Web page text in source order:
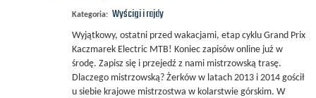
Kategoria: Wyścigi i rajdy
Wyjątkowy, ostatni przed wakacjami, etap cyklu Grand Prix
Kaczmarek Electric MTB! Koniec zapisów online już w
środę. Zapisz się i przejedź z nami mistrzowską trasę.
Dlaczego mistrzowską? Żerków w latach 2013 i 2014 gościł
u siebie krajowe mistrzostwa w kolarstwie górskim. W